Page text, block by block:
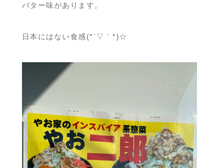
バター味があります。
日本にはない食感(*´▽｀*)☆